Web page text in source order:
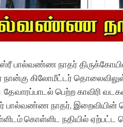
ஸ்ரீ பால்வண்ண நாதர்
நான்கு கிலோமீட்டர்
பெற்ற காவிரி
நாதர், இறைவியின்
நதியில் ஏற்பட்ட